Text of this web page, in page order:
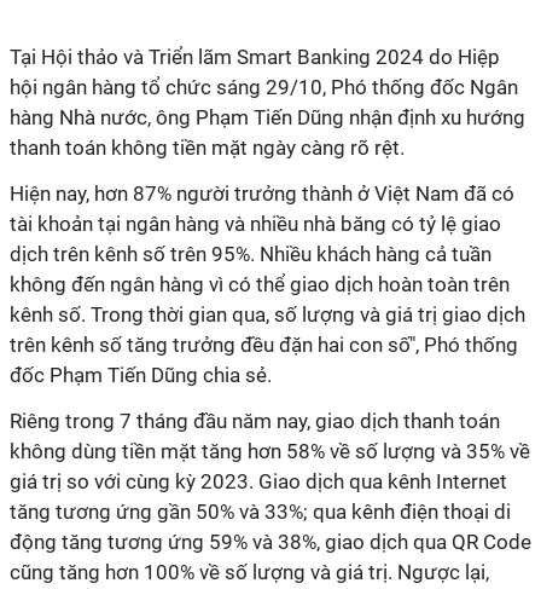
Tại Hội thảo và Triển lãm Smart Banking 2024 do Hiệp
hội ngân hàng tổ chức sáng 29/10, Phó thống đốc Ngân
hàng Nhà nước, ông Phạm Tiến Dũng nhận định xu hướng
thanh toán không tiền mặt ngày càng rõ rệt.
Hiện nay, hơn 87% người trưởng thành ở Việt Nam đã có
tài khoản tại ngân hàng và nhiều nhà băng có tỷ lệ giao
dịch trên kênh số trên 95%. Nhiều khách hàng cả tuần
không đến ngân hàng vì có thể giao dịch hoàn toàn trên
kênh số. Trong thời gian qua, số lượng và giá trị giao dịch
trên kênh số tăng trưởng đều đặn hai con số", Phó thống
đốc Phạm Tiến Dũng chia sẻ.
Riêng trong 7 tháng đầu năm nay, giao dịch thanh toán
không dùng tiền mặt tăng hơn 58% về số lượng và 35% về
giá trị so với cùng kỳ 2023. Giao dịch qua kênh Internet
tăng tương ứng gần 50% và 33%; qua kênh điện thoại di
động tăng tương ứng 59% và 38%, giao dịch qua QR Code
cũng tăng hơn 100% về số lượng và giá trị. Ngược lại,